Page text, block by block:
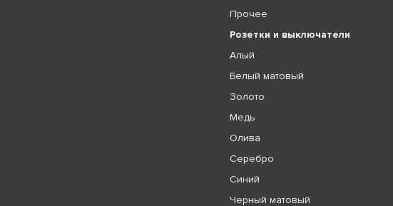
Прочее
Розетки и выключатели
Алый
Белый матовый
Золото
Медь
Олива
Серебро
Синий
Черный матовый